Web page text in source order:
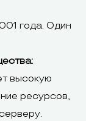
года. Один
высокую
ресурсов,